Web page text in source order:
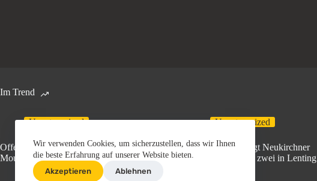
Wir verwenden Cookies, um sicherzustellen, dass wir Ihnen
die beste Erfahrung auf unserer Website bieten.
Akzeptieren
Ablehnen
Im Trend
Uncategorized
Offene Deutsche Meisterschaft im
Mountain Unicycling
Uncategorized
„Bella Italia“ bringt Neukirchner
Einradfahrer Platz zwei in Lenting